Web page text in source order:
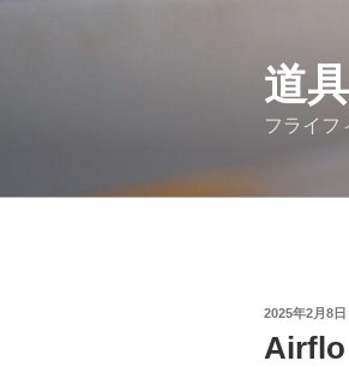
道
フライフ
投
日:
2025年2月8日
Airflo